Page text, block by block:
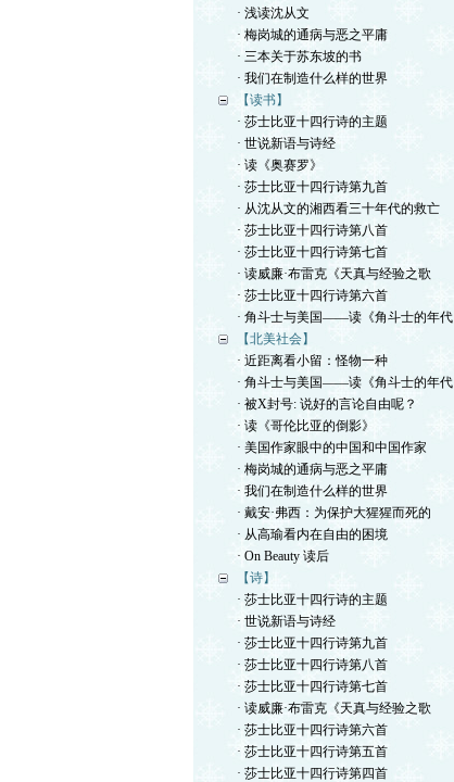
· 浅读沈从文
· 梅岗城的通病与恶之平庸
· 三本关于苏东坡的书
· 我们在制造什么样的世界
【读书】
· 莎士比亚十四行诗的主题
· 世说新语与诗经
· 读《奥赛罗》
· 莎士比亚十四行诗第九首
· 从沈从文的湘西看三十年代的救亡
· 莎士比亚十四行诗第八首
· 莎士比亚十四行诗第七首
· 读威廉·布雷克《天真与经验之歌
· 莎士比亚十四行诗第六首
· 角斗士与美国——读《角斗士的年代
【北美社会】
· 近距离看小留：怪物一种
· 角斗士与美国——读《角斗士的年代
· 被X封号: 说好的言论自由呢？
· 读《哥伦比亚的倒影》
· 美国作家眼中的中国和中国作家
· 梅岗城的通病与恶之平庸
· 我们在制造什么样的世界
· 戴安·弗西：为保护大猩猩而死的
· 从高瑜看内在自由的困境
· On Beauty 读后
【诗】
· 莎士比亚十四行诗的主题
· 世说新语与诗经
· 莎士比亚十四行诗第九首
· 莎士比亚十四行诗第八首
· 莎士比亚十四行诗第七首
· 读威廉·布雷克《天真与经验之歌
· 莎士比亚十四行诗第六首
· 莎士比亚十四行诗第五首
· 莎士比亚十四行诗第四首